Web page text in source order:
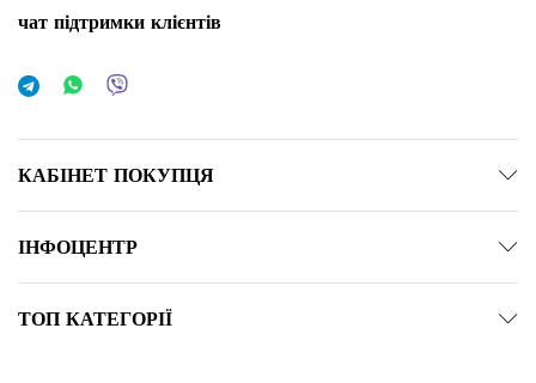
чат підтримки клієнтів
КАБІНЕТ ПОКУПЦЯ
ІНФОЦЕНТР
ТОП КАТЕГОРІЇ